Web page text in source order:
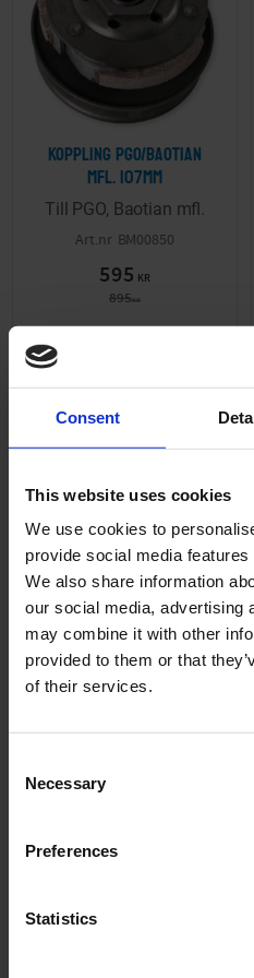
Consent
This website uses cookies
We use cookies to
provide social media
We also share information
our social media, advertising
may combine it with other
provided to them or that
of their services.
Necessary
Preferences
Statistics
Koppling PGO/Baotian
mfl. 107mm
Till PGO, Baotian mfl.
BM00850
595 KR
895KR
KÖP
59
Lägg